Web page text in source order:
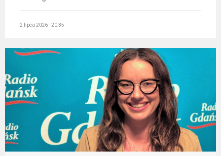
2 lipca 2026 - 20:35